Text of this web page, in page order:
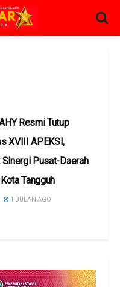
Resmi Tutup
XVIII APEKSI,
Sinergi Pusat-Daerah
Tangguh
1 BULAN AGO